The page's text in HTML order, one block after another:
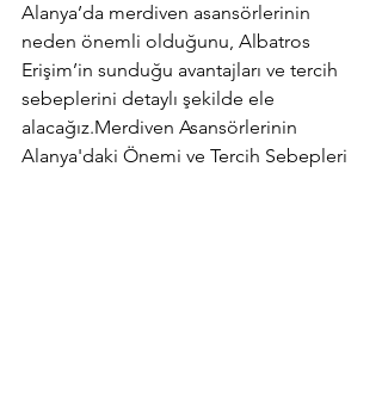
Alanya’da merdiven asansörlerinin
neden önemli olduğunu, Albatros
Erişim’in sunduğu avantajları ve tercih
sebeplerini detaylı şekilde ele
alacağız.Merdiven Asansörlerinin
Alanya'daki Önemi ve Tercih Sebepleri